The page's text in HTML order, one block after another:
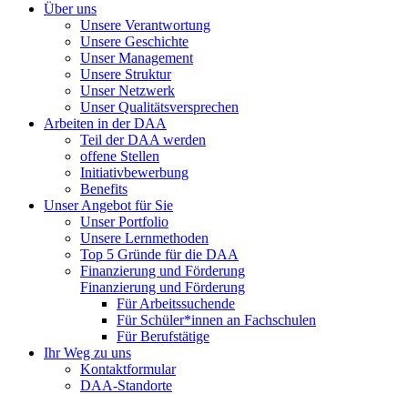
Über uns
Unsere Verantwortung
Unsere Geschichte
Unser Management
Unsere Struktur
Unser Netzwerk
Unser Qualitätsversprechen
Arbeiten in der DAA
Teil der DAA werden
offene Stellen
Initiativbewerbung
Benefits
Unser Angebot für Sie
Unser Portfolio
Unsere Lernmethoden
Top 5 Gründe für die DAA
Finanzierung und Förderung
Finanzierung und Förderung
Für Arbeitssuchende
Für Schüler*innen an Fachschulen
Für Berufstätige
Ihr Weg zu uns
Kontaktformular
DAA-Standorte